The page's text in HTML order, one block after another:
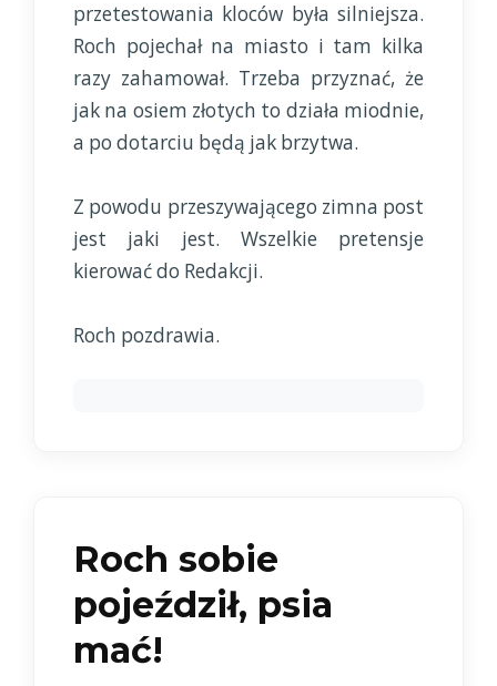
przetestowania kloców była silniejsza.
Roch pojechał na miasto i tam kilka
razy zahamował. Trzeba przyznać, że
jak na osiem złotych to działa miodnie,
a po dotarciu będą jak brzytwa.
Z powodu przeszywającego zimna post
jest jaki jest. Wszelkie pretensje
kierować do Redakcji.
Roch pozdrawia.
Roch sobie
pojeździł, psia
mać!